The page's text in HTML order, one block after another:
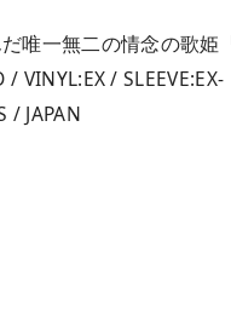
唯一無二の情念の歌姫
/ VINYL:EX / SLEEVE:EX-
/ JAPAN